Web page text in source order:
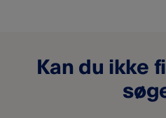
Kan du ikke